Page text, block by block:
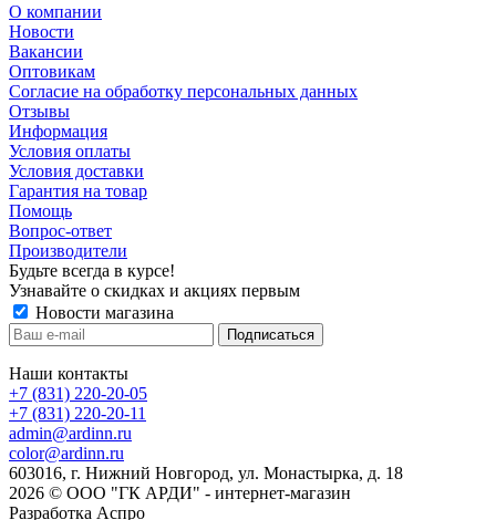
О компании
Новости
Вакансии
Оптовикам
Cогласие на обработку персональных данных
Отзывы
Информация
Условия оплаты
Условия доставки
Гарантия на товар
Помощь
Вопрос-ответ
Производители
Будьте всегда в курсе!
Узнавайте о скидках и акциях первым
Новости магазина
Наши контакты
+7 (831) 220-20-05
+7 (831) 220-20-11
admin@ardinn.ru
color@ardinn.ru
603016, г. Нижний Новгород, ул. Монастырка, д. 18
2026 © ООО "ГК АРДИ" - интернет-магазин
Разработка Аспро